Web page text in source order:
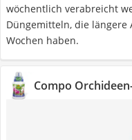
wöchentlich verabreicht
Düngemitteln, die
Wochen haben.
Compo